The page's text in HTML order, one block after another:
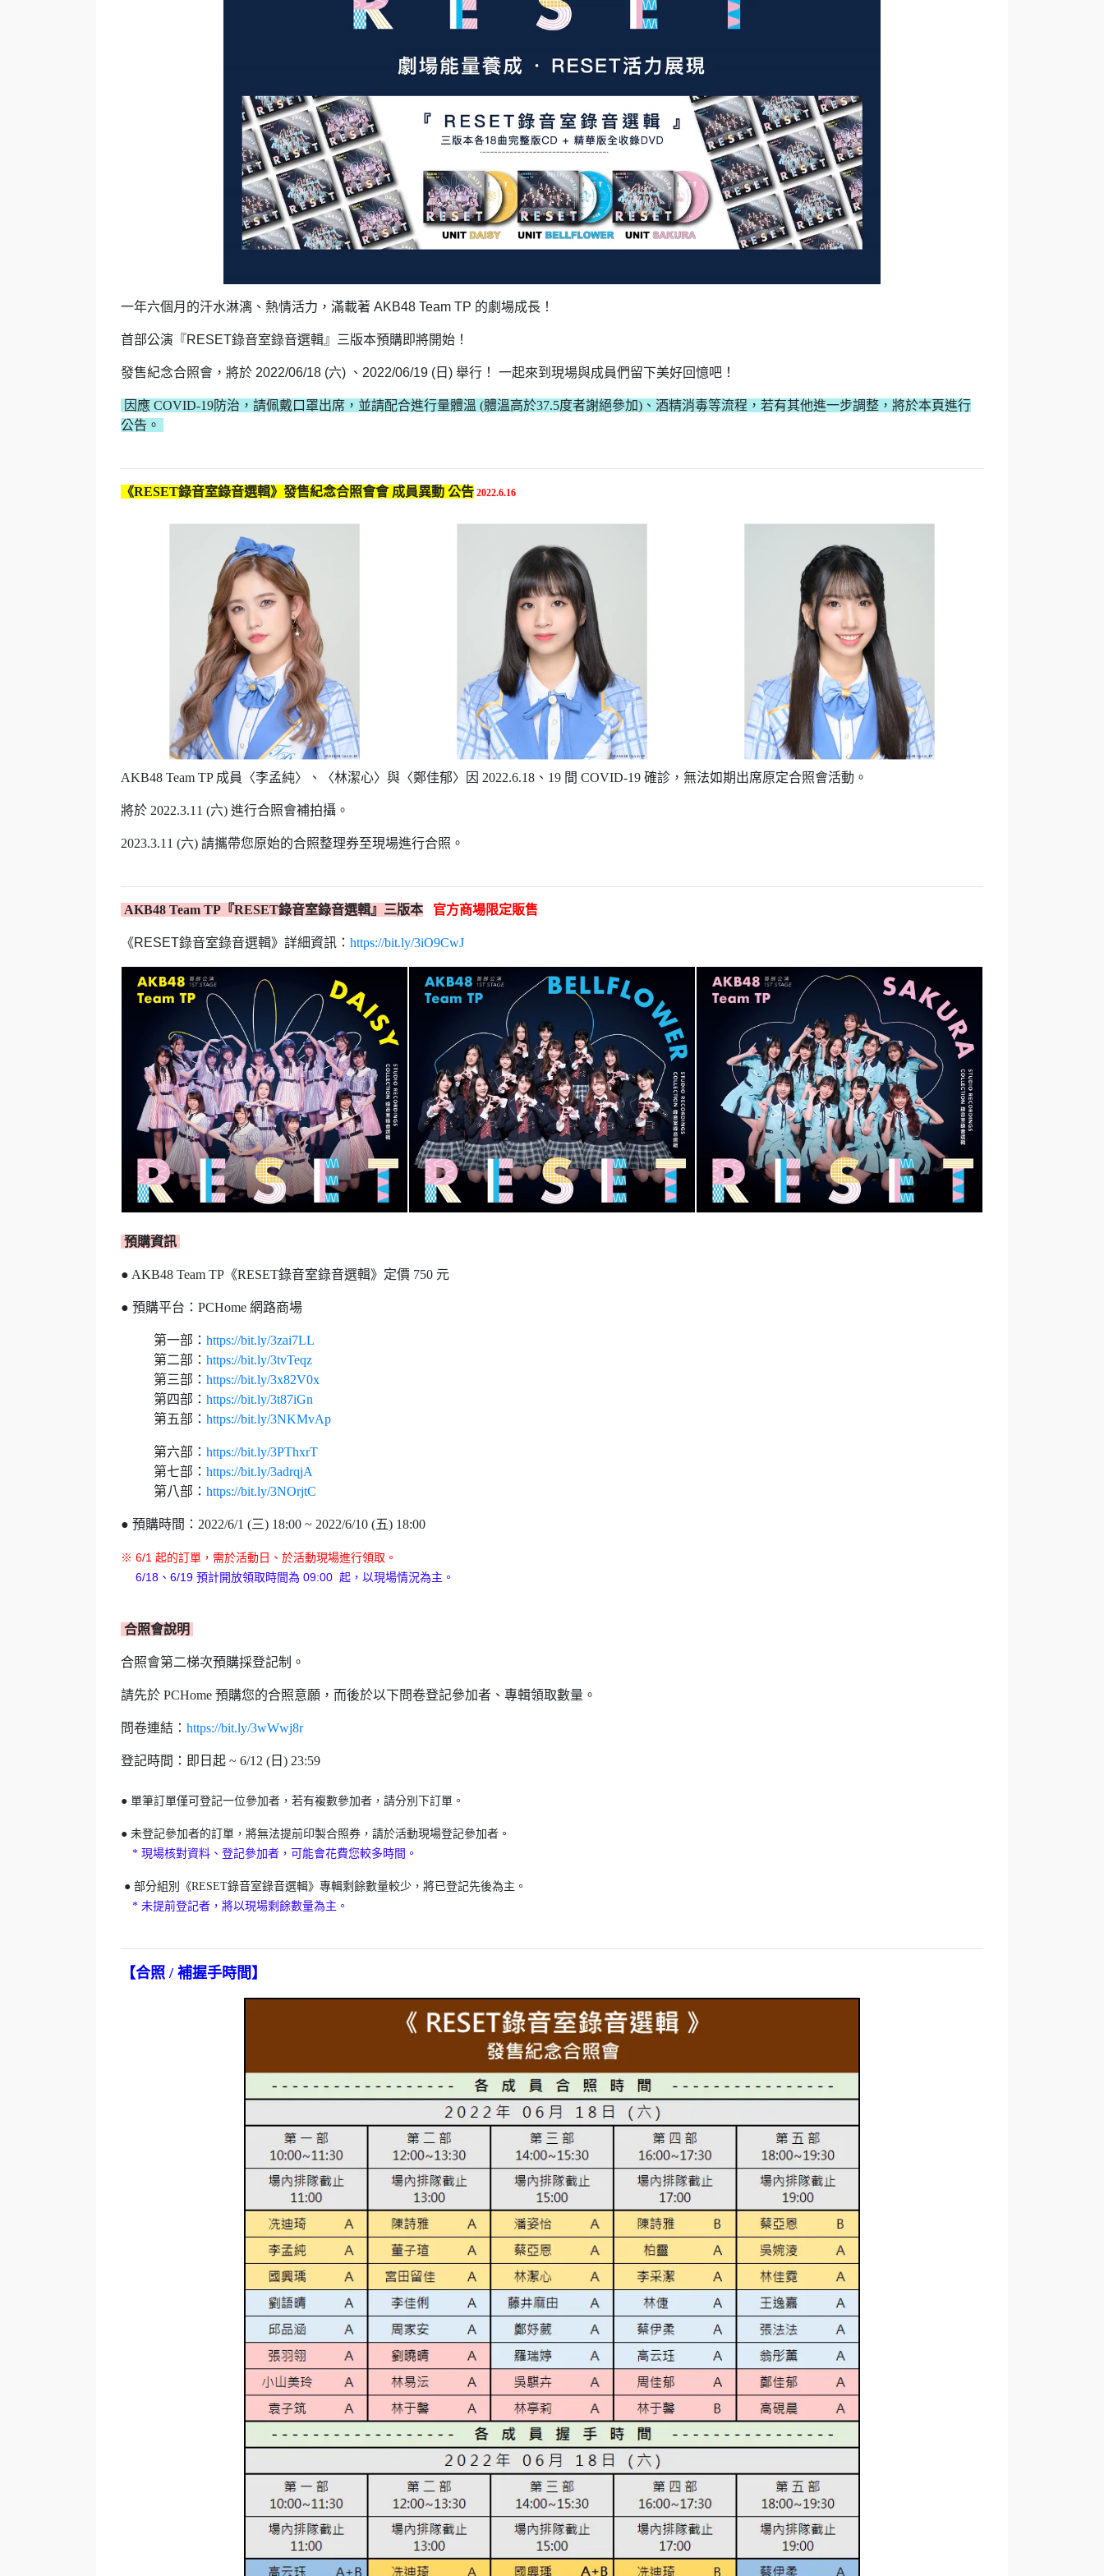
一年六個月的汗水淋漓、熱情活力， 滿載著 AKB48 Team TP 的劇場成長！
首部公演『RESET錄音室錄音選輯』三版本預購即將開始！
發售紀念合照會，將於 2022/06/18 (六) 、2022/06/19 (日) 舉行！ 一起來到現場與成員們留下美好回憶吧！
因應 COVID-19防治，請佩戴口罩出席，並請配合進行量體溫 (體溫高於37.5度者謝絕參加)、酒精消毒等流程，若有其他進一步調整，將於本頁進行
公告。
《RESET錄音室錄音選輯》發售紀念合照會會 成員異動 公告 2022.6.16
AKB48 Team TP 成員〈李孟純〉、〈林潔心〉與〈鄭佳郁〉因 2022.6.18、19 間 COVID-19 確診，無法如期出席原定合照會活動。
將於 2022.3.11 (六) 進行合照會補拍攝。
2023.3.11 (六) 請攜帶您原始的合照整理券至現場進行合照。
AKB48 Team TP『RESET錄音室錄音選輯』三版本 官方商場限定販售
《RESET錄音室錄音選輯》詳細資訊： https://bit.ly/3iO9CwJ
預購資訊
● AKB48 Team TP《RESET錄音室錄音選輯》定價 750 元
● 預購平台：PCHome 網路商場
第一部： https://bit.ly/3zai7LL
第二部： https://bit.ly/3tvTeqz
第三部： https://bit.ly/3x82V0x
第四部： https://bit.ly/3t87iGn
第五部： https://bit.ly/3NKMvAp
第六部： https://bit.ly/3PThxrT
第七部： https://bit.ly/3adrqjA
第八部： https://bit.ly/3NOrjtC
● 預購時間：2022/6/1 (三) 18:00 ~ 2022/6/10 (五) 18:00
※ 6/1 起的訂單，需於活動日、於活動現場進行領取。
6/18、6/19 預計開放領取時間為 09:00 起，以現場情況為主。
合照會說明
合照會第二梯次預購採登記制。
請先於 PCHome 預購您的合照意願，而後於以下問卷登記參加者、專輯領取數量。
問卷連結： https://bit.ly/3wWwj8r
登記時間：即日起 ~ 6/12 (日) 23:59
● 單筆訂單僅可登記一位參加者，若有複數參加者，請分別下訂單。 ​
● 未登記參加者的訂單，將無法提前印製合照券，請於活動現場登記參加者。
* 現場核對資料、登記參加者，可能會花費您較多時間。
​ ● 部分組別《RESET錄音室錄音選輯》專輯剩餘數量較少，將已登記先後為主。
* 未提前登記者，將以現場剩餘數量為主。
【合照 / 補握手時間 】